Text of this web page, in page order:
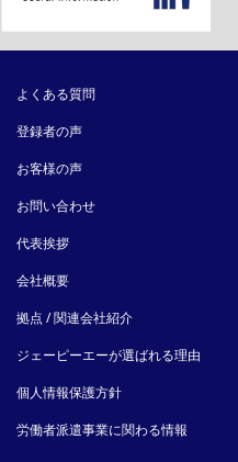
よくある質問
登録者の声
お客様の声
お問い合わせ
代表挨拶
会社概要
拠点 / 関連会社紹介
ジェーピーエーが選ばれる理由
個人情報保護方針
労働者派遣事業に関わる情報